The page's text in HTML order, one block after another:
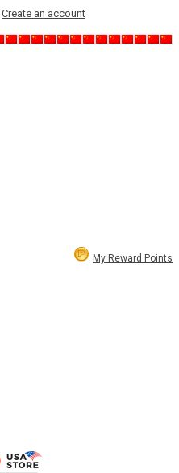
Create an account
My Reward Points